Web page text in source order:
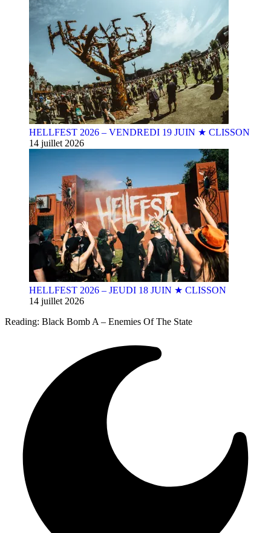
HELLFEST 2026 – VENDREDI 19 JUIN ★ CLISSON
14 juillet 2026
HELLFEST 2026 – JEUDI 18 JUIN ★ CLISSON
14 juillet 2026
Reading: Black Bomb A – Enemies Of The State